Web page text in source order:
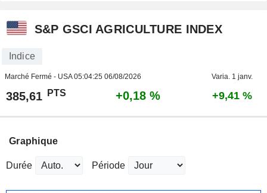
S&P GSCI AGRICULTURE INDEX
Indice
Marché Fermé - USA05:04:25 06/08/2026 Varia. 1 janv.
385,61 PTS +0,18 % +9,41 %
Graphique
Durée Période